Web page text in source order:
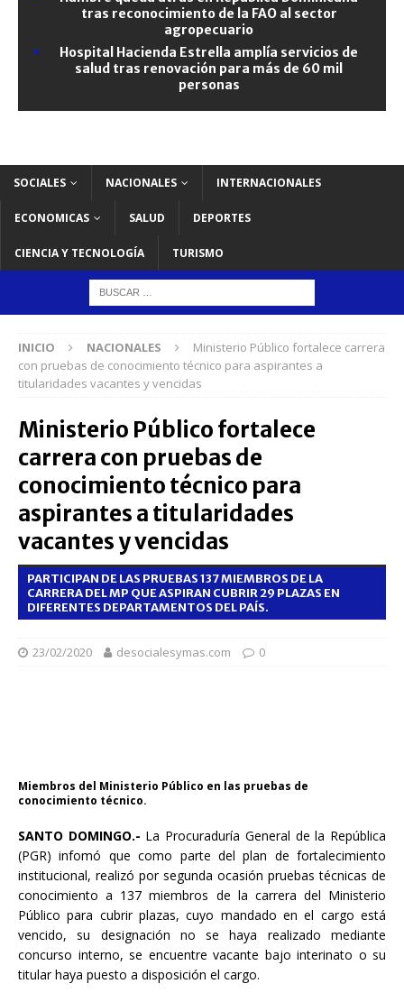
tras reconocimiento de la FAO al sector
agropecuario
Hospital Hacienda Estrella amplía servicios de
salud tras renovación para más de 60 mil
personas
SOCIALES NACIONALES INTERNACIONALES
ECONOMICAS SALUD DEPORTES
CIENCIA Y TECNOLOGÍA TURISMO
INICIO NACIONALES
Ministerio Público fortalece carrera
con pruebas de conocimiento técnico para aspirantes a
titularidades vacantes y vencidas
Ministerio Público fortalece
carrera con pruebas de
conocimiento técnico para
aspirantes a titularidades
vacantes y vencidas
PARTICIPAN DE LAS PRUEBAS 137 MIEMBROS DE LA
CARRERA DEL MP QUE ASPIRAN CUBRIR 29 PLAZAS EN
DIFERENTES DEPARTAMENTOS DEL PAÍS.
23/02/2020 desocialesymas.com 0
Miembros del Ministerio Público en las pruebas de
conocimiento técnico.
SANTO DOMINGO.- La Procuraduría General de la República
(PGR) infomó que como parte del plan de fortalecimiento
institucional, realizó por segunda ocasión pruebas técnicas de
conocimiento a 137 miembros de la carrera del Ministerio
Público para cubrir plazas, cuyo mandado en el cargo está
vencido, su designación no se haya realizado mediante
concurso interno, se encuentre vacante bajo interinato o su
titular haya puesto a disposición el cargo.